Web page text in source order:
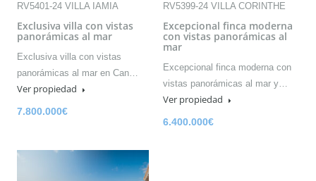
RV5401-24 VILLA IAMIA
Exclusiva villa con vistas
panorámicas al mar
Exclusiva villa con vistas
panorámicas al mar en Can…
Ver propiedad
7.800.000€
RV5399-24 VILLA CORINTHE
Excepcional finca moderna
con vistas panorámicas al
mar
Excepcional finca moderna con
vistas panorámicas al mar y…
Ver propiedad
6.400.000€